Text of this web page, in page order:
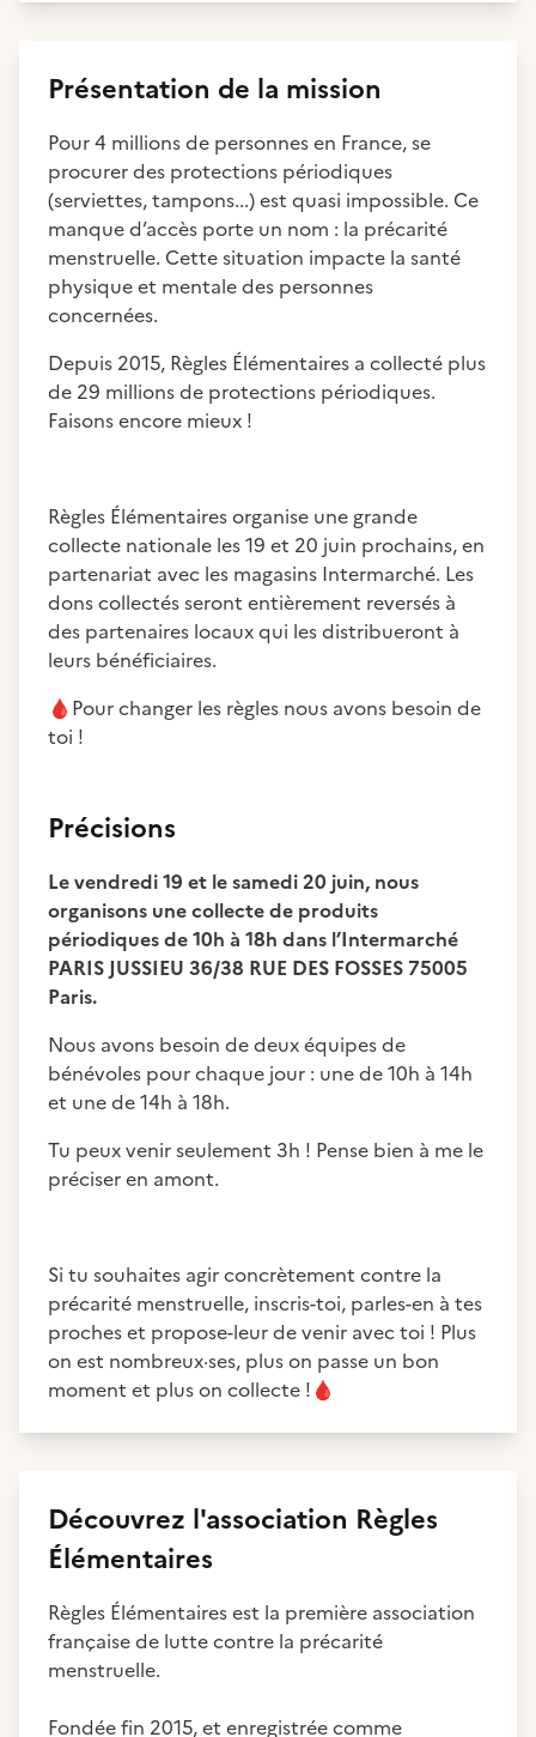
Présentation de la mission
Pour 4 millions de personnes en France, se
procurer des protections périodiques
(serviettes, tampons...) est quasi impossible. Ce
manque d’accès porte un nom : la précarité
menstruelle. Cette situation impacte la santé
physique et mentale des personnes
concernées.
Depuis 2015, Règles Élémentaires a collecté plus
de 29 millions de protections périodiques.
Faisons encore mieux !
Règles Élémentaires organise une grande
collecte nationale les 19 et 20 juin prochains, en
partenariat avec les magasins Intermarché. Les
dons collectés seront entièrement reversés à
des partenaires locaux qui les distribueront à
leurs bénéficiaires.
🩸 Pour changer les règles nous avons besoin de
toi !
Précisions
Le vendredi 19 et le samedi 20 juin, nous
organisons une collecte de produits
périodiques de 10h à 18h dans l’Intermarché
PARIS JUSSIEU 36/38 RUE DES FOSSES 75005
Paris.
Nous avons besoin de deux équipes de
bénévoles pour chaque jour : une de 10h à 14h
et une de 14h à 18h.
Tu peux venir seulement 3h ! Pense bien à me le
préciser en amont.
Si tu souhaites agir concrètement contre la
précarité menstruelle, inscris-toi, parles-en à tes
proches et propose-leur de venir avec toi ! Plus
on est nombreux·ses, plus on passe un bon
moment et plus on collecte ! 🩸
Découvrez l'association Règles
Élémentaires
Règles Élémentaires est la première association
française de lutte contre la précarité
menstruelle.
Fondée fin 2015, et enregistrée comme